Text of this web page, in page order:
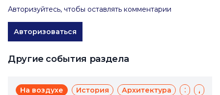
Авторизуйтесь, чтобы оставлять комментарии
Авторизоваться
Другие события раздела
На воздухе История Архитектура Экскурсии